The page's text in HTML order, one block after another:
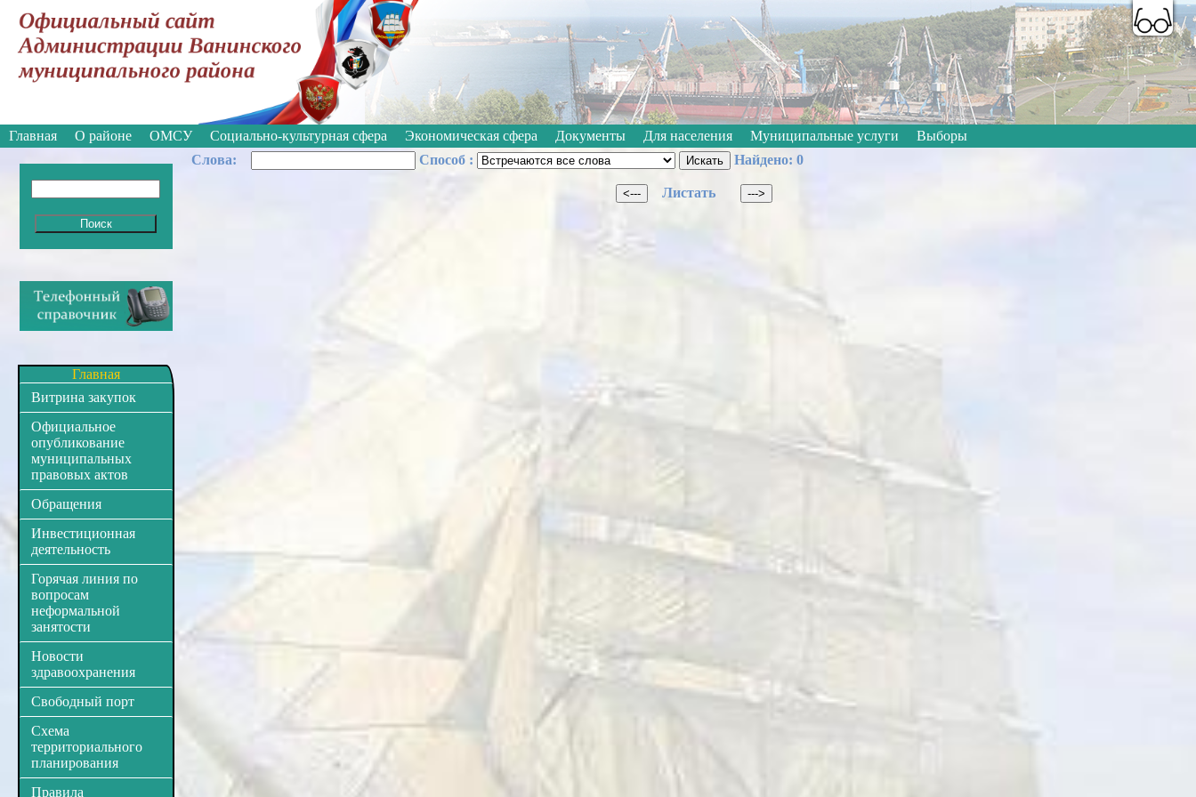
Версия для слабовидящих: Вкл Изображения: Размер шрифта: A A Цветовая схема: A A A A
Главная О районе ОМСУ Социально-культурная сфера Экономическая сфера Документы Для населения Муниципальные услуги Выборы
Главная
Витрина закупок
Официальное
опубликование
муниципальных
правовых актов
Обращения
Инвестиционная
деятельность
Горячая линия по
вопросам
неформальной
занятости
Новости
здравоохранения
Свободный порт
Схема
территориального
планирования
Правила
Cлова: Способ : Найдено: 0
Листать